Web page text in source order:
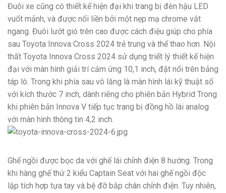
Đuôi xe cũng có thiết kế hiện đại khi trang bị đèn hậu LED
vuốt mảnh, và được nối liền bởi một nẹp mạ chrome vắt
ngang. Đuôi lướt gió trên cao được cách điệu giúp cho phía
sau Toyota Innova Cross 2024 trẻ trung và thể thao hơn. Nội
thất Toyota Innova Cross 2024 sử dụng triết lý thiết kế hiện
đại với màn hình giải trí cảm ứng 10,1 inch, đặt nổi trên bảng
táp lô. Trong khi phía sau vô lăng là màn hình lái kỹ thuật số
với kích thước 7 inch, dành riêng cho phiên bản Hybrid Trong
khi phiên bản Innova V tiếp tục trang bị đồng hồ lái analog
với màn hình thông tin 4,2 inch.
Ghế ngồi được bọc da với ghế lái chỉnh điện 8 hướng. Trong
khi hàng ghế thứ 2 kiểu Captain Seat với hai ghế ngồi độc
lập tích hợp tựa tay và bệ đỡ bắp chân chỉnh điện. Tuy nhiên,